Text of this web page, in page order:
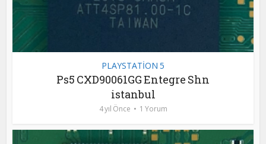
PLAYSTATİON 5
Ps5 CXD90061GG Entegre Shn
istanbul
4 yıl Önce 1 Yorum